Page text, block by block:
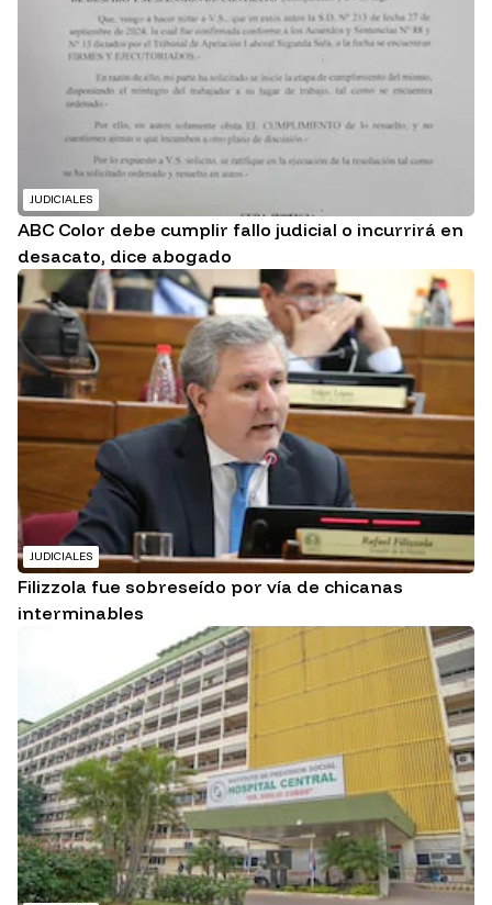
JUDICIALES
ABC Color debe cumplir fallo judicial o incurrirá en
desacato, dice abogado
JUDICIALES
Filizzola fue sobreseído por vía de chicanas
interminables